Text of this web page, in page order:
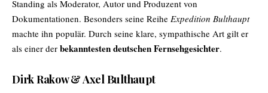
Standing als Moderator, Autor und Produzent von
Dokumentationen. Besonders seine Reihe Expedition Bulthaupt
machte ihn populär. Durch seine klare, sympathische Art gilt er
als einer der bekanntesten deutschen Fernsehgesichter.
Dirk Rakow & Axel Bulthaupt